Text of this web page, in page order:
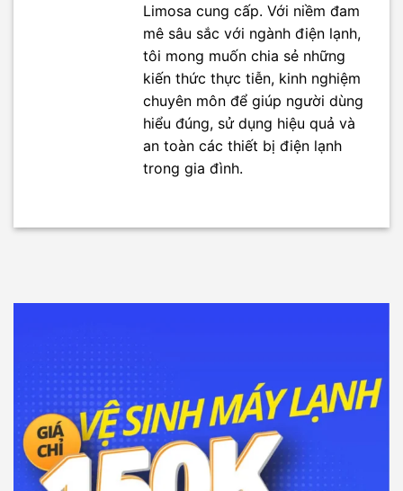
Limosa cung cấp. Với niềm đam
mê sâu sắc với ngành điện lạnh,
tôi mong muốn chia sẻ những
kiến thức thực tiễn, kinh nghiệm
chuyên môn để giúp người dùng
hiểu đúng, sử dụng hiệu quả và
an toàn các thiết bị điện lạnh
trong gia đình.